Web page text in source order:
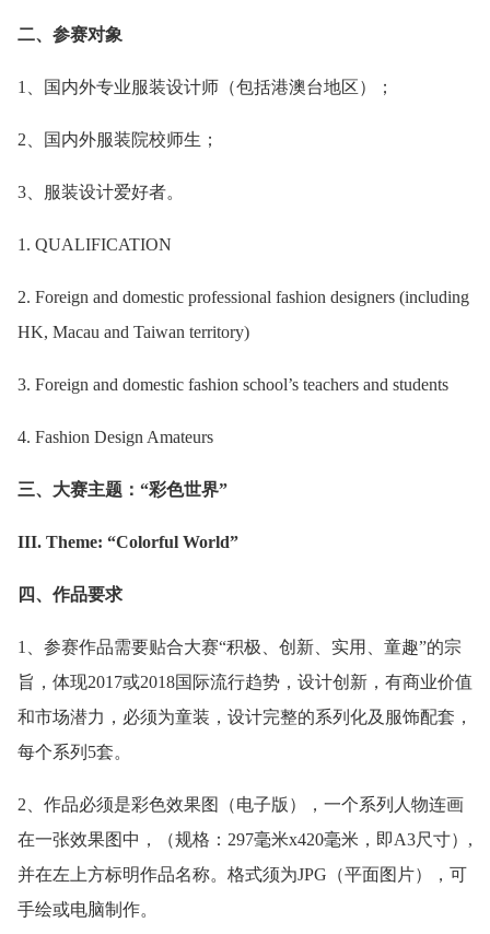
二、参赛对象
1、国内外专业服装设计师（包括港澳台地区）；
2、国内外服装院校师生；
3、服装设计爱好者。
1. QUALIFICATION
2. Foreign and domestic professional fashion designers (including
HK, Macau and Taiwan territory)
3. Foreign and domestic fashion school’s teachers and students
4. Fashion Design Amateurs
三、大赛主题：“彩色世界”
III. Theme: “Colorful World”
四、作品要求
1、参赛作品需要贴合大赛“积极、创新、实用、童趣”的宗
旨，体现2017或2018国际流行趋势，设计创新，有商业价值
和市场潜力，必须为童装，设计完整的系列化及服饰配套，
每个系列5套。
2、作品必须是彩色效果图（电子版），一个系列人物连画
在一张效果图中，（规格：297毫米x420毫米，即A3尺寸）,
并在左上方标明作品名称。格式须为JPG（平面图片），可
手绘或电脑制作。